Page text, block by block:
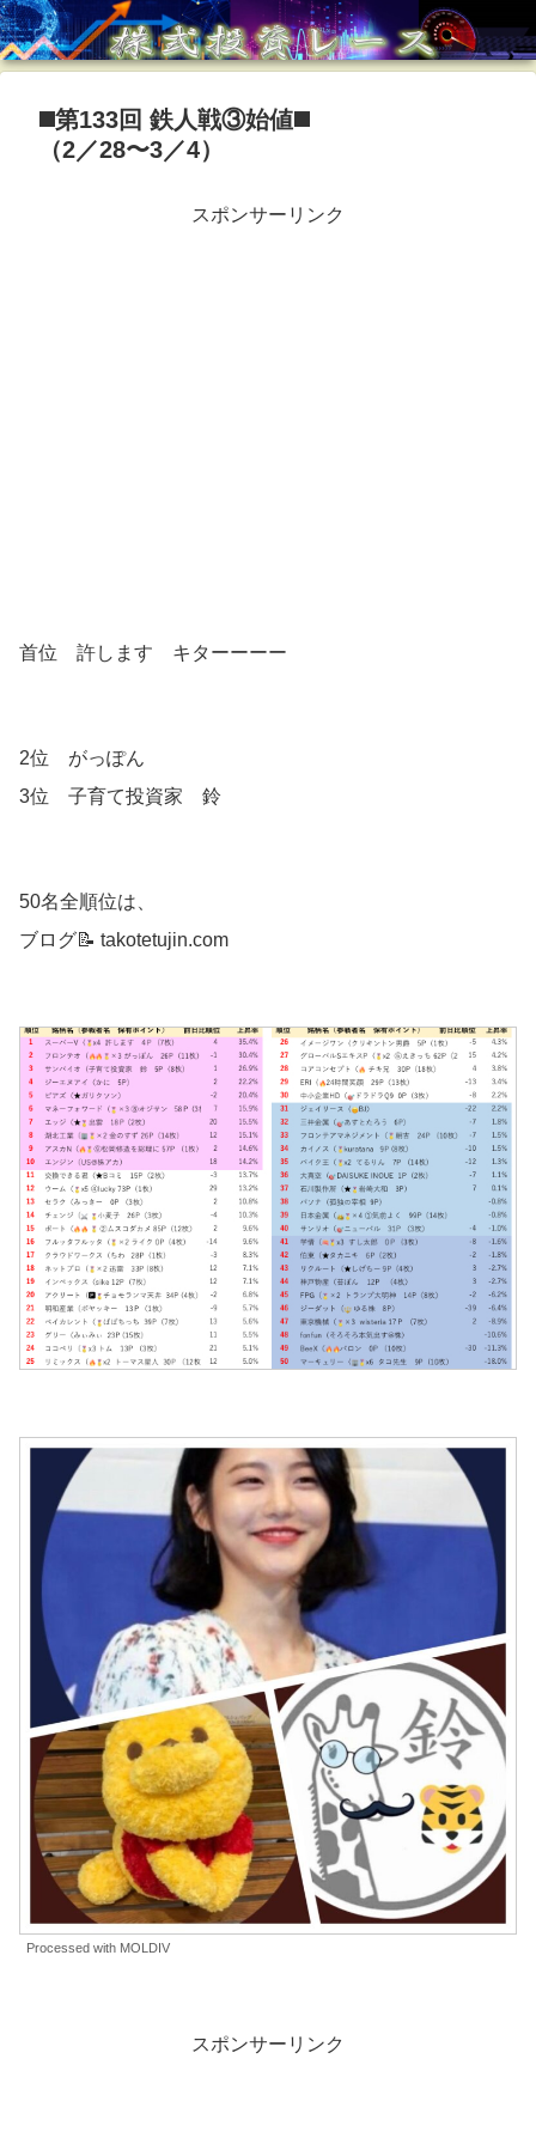
◼️第133回 鉄人戦③始値◼️
（2／28〜3／4）
スポンサーリンク
首位 許します キターーーー
2位 がっぽん
3位 子育て投資家 鈴
50名全順位は、
ブログ📝 takotetujin.com
Processed with MOLDIV
スポンサーリンク